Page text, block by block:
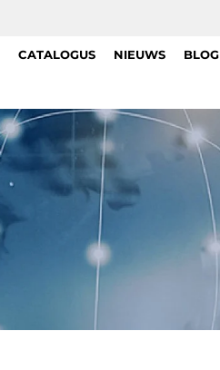
CATALOGUS NIEUWS BLOG